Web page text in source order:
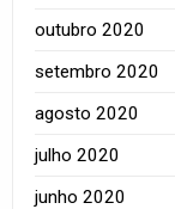
outubro 2020
setembro 2020
agosto 2020
julho 2020
junho 2020